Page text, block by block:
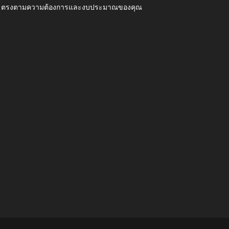
รงตามความต้องการและงบประมาณของคุณ